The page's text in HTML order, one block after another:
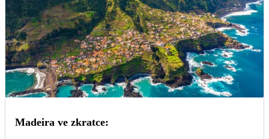
Madeira ve zkratce: